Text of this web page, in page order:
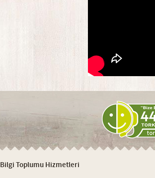
Bilgi Toplumu Hizmetleri